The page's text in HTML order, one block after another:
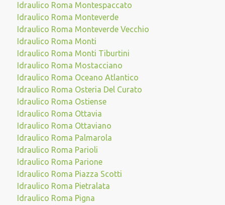
Idraulico Roma Montespaccato
Idraulico Roma Monteverde
Idraulico Roma Monteverde Vecchio
Idraulico Roma Monti
Idraulico Roma Monti Tiburtini
Idraulico Roma Mostacciano
Idraulico Roma Oceano Atlantico
Idraulico Roma Osteria Del Curato
Idraulico Roma Ostiense
Idraulico Roma Ottavia
Idraulico Roma Ottaviano
Idraulico Roma Palmarola
Idraulico Roma Parioli
Idraulico Roma Parione
Idraulico Roma Piazza Scotti
Idraulico Roma Pietralata
Idraulico Roma Pigna